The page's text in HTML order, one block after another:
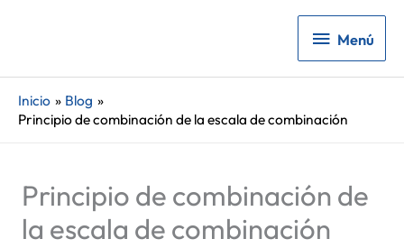
Menú
Menú
Inicio
Blog
Principio de combinación de la escala de combinación
Principio de combinación de
la escala de combinación